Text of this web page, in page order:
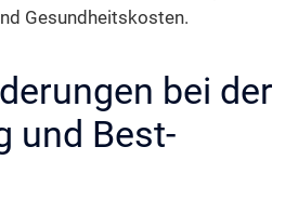
Gesundheitskosten.
bei der
und Best-